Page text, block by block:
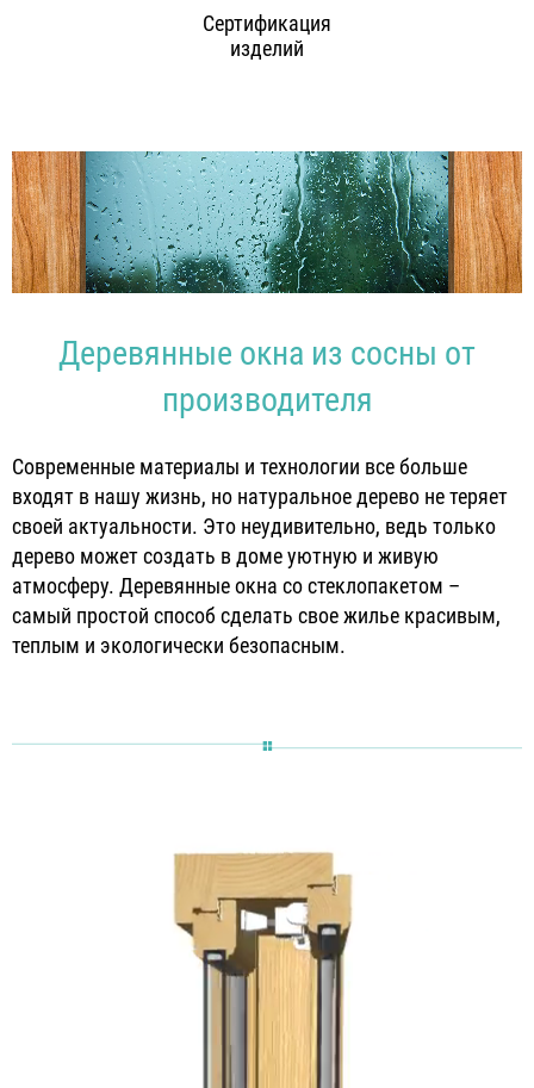
Сертификация
изделий
Деревянные окна из сосны от
производителя
Современные материалы и технологии все больше
входят в нашу жизнь, но натуральное дерево не теряет
своей актуальности. Это неудивительно, ведь только
дерево может создать в доме уютную и живую
атмосферу. Деревянные окна со стеклопакетом –
самый простой способ сделать свое жилье красивым,
теплым и экологически безопасным.